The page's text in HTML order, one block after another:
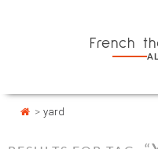
French
> yard